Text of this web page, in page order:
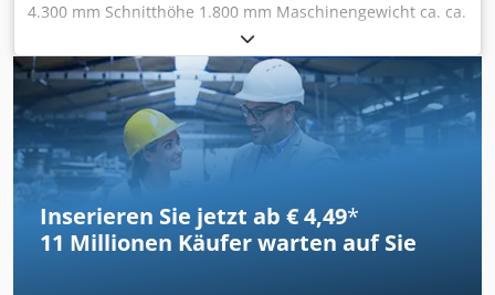
4.300 mm Schnitthöhe 1.800 mm Maschinengewicht ca. ca.
600 kg kg Crsdpfxoygm Tis Aixof
Inserieren Sie jetzt ab € 4,49*
11 Millionen Käufer warten auf Sie